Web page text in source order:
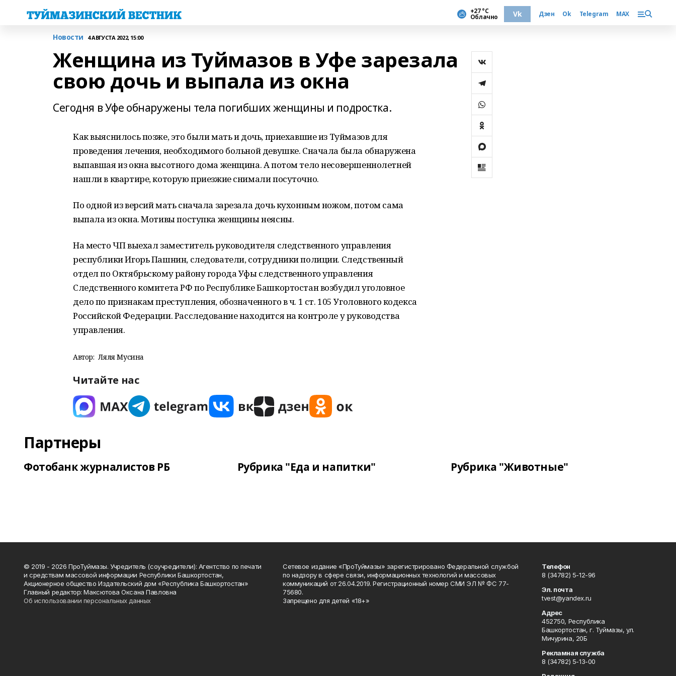
+27 °С
Облачно Vk Дзен Ok Telegram MAX
Новости 4 АВГУСТА 2022, 15:00
Женщина из Туймазов в Уфе зарезала
свою дочь и выпала из окна
Сегодня в Уфе обнаружены тела погибших женщины и подростка.
Как выяснилось позже, это были мать и дочь, приехавшие из Туймазов для
проведения лечения, необходимого больной девушке. Сначала была обнаружена
выпавшая из окна высотного дома женщина. А потом тело несовершеннолетней
нашли в квартире, которую приезжие снимали посуточно.
По одной из версий мать сначала зарезала дочь кухонным ножом, потом сама
выпала из окна. Мотивы поступка женщины неясны.
На место ЧП выехал заместитель руководителя следственного управления
республики Игорь Пашнин, следователи, сотрудники полиции. Следственный
отдел по Октябрьскому району города Уфы следственного управления
Следственного комитета РФ по Республике Башкортостан возбудил уголовное
дело по признакам преступления, обозначенного в ч. 1 ст. 105 Уголовного кодекса
Российской Федерации. Расследование находится на контроле у руководства
управления.
Автор: Ляля Мусина
Читайте нас
Партнеры
Фотобанк журналистов РБ Рубрика "Еда и напитки" Рубрика "Животные"
© 2019 - 2026 ПроТуймазы. Учредитель (соучредители): Агентство по печати
и средствам массовой информации Республики Башкортостан,
Акционерное общество Издательский дом «Республика Башкортостан»
Главный редактор: Максютова Оксана Павловна
Об использовании персональных данных
Сетевое издание «ПроТуймазы» зарегистрировано Федеральной службой
по надзору в сфере связи, информационных технологий и массовых
коммуникаций от 26.04.2019. Регистрационный номер СМИ ЭЛ № ФС 77-
75680.
Запрещено для детей «18+»
Телефон
8 (34782) 5-12-96
Эл. почта
tvest@yandex.ru
Адрес
452750, Республика
Башкортостан, г. Туймазы, ул.
Мичурина, 20Б
Рекламная служба
8 (34782) 5-13-00